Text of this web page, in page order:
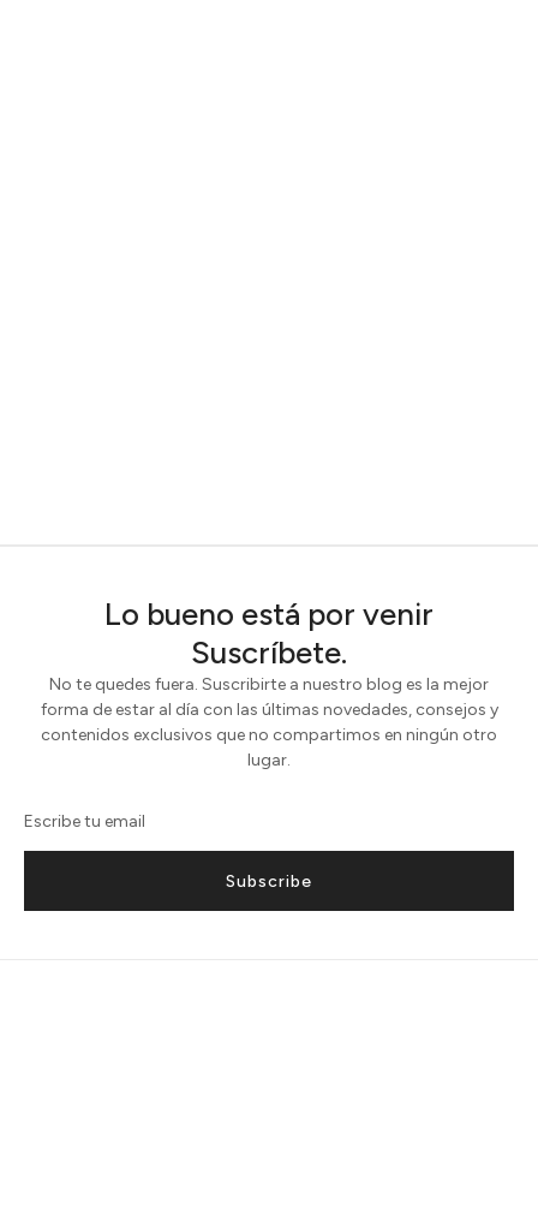
Lo bueno está por venir
Suscríbete.
No te quedes fuera. Suscribirte a nuestro blog es la mejor
forma de estar al día con las últimas novedades, consejos y
contenidos exclusivos que no compartimos en ningún otro
lugar.
Subscribe